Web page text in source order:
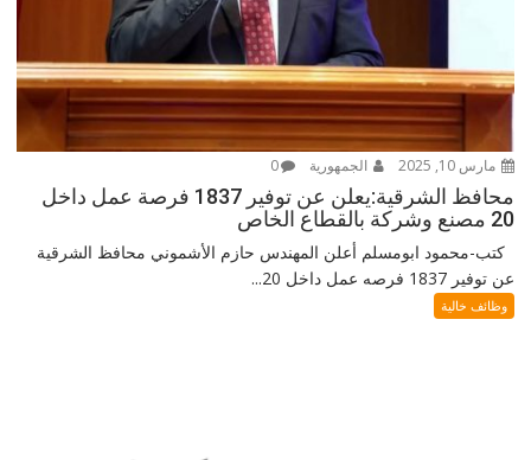
مارس 10, 2025 الجمهورية 0
محافظ الشرقية:يعلن عن توفير 1837 فرصة عمل داخل
20 مصنع وشركة بالقطاع الخاص
كتب-محمود ابومسلم أعلن المهندس حازم الأشموني محافظ الشرقية
عن توفير 1837 فرصه عمل داخل 20...
وظائف خالية